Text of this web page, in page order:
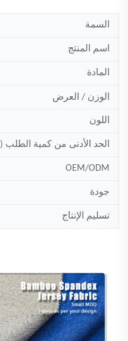
السمة
اسم المنتج
المادة
الوزن / العرض
اللون
الحد الأدنى من كمية الطلب (MOQ)
OEM/ODM
جودة
تسليم الإنتاج